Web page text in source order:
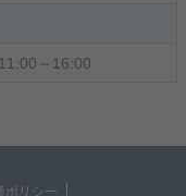
～16:00
ポリシー